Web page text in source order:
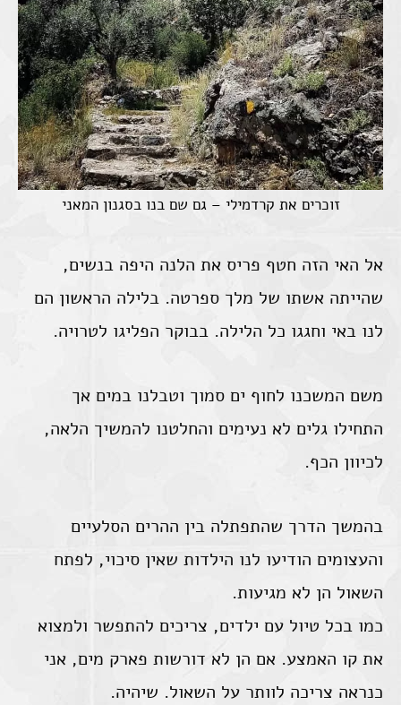
זוכרים את קרדמילי – גם שם בנו בסגנון המאני
אל האי הזה חטף פריס את הלנה היפה בנשים,
שהייתה אשתו של מלך ספרטה. בלילה הראשון הם
לנו באי וחגגו כל הלילה. בבוקר הפליגו לטרויה.
משם המשכנו לחוף ים סמוך וטבלנו במים אך
התחילו גלים לא נעימים והחלטנו להמשיך הלאה,
לכיוון הכף.
בהמשך הדרך שהתפתלה בין ההרים הסלעיים
והעצומים הודיעו לנו הילדות שאין סיכוי, לפתח
השאול הן לא מגיעות.
כמו בכל טיול עם ילדים, צריכים להתפשר ולמצוא
את קו האמצע. אם הן לא דורשות פארק מים, אני
כנראה צריכה לוותר על השאול. שיהיה.